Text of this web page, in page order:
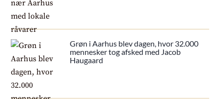
Grøn i Aarhus blev dagen, hvor 32.000
mennesker tog afsked med Jacob
Haugaard